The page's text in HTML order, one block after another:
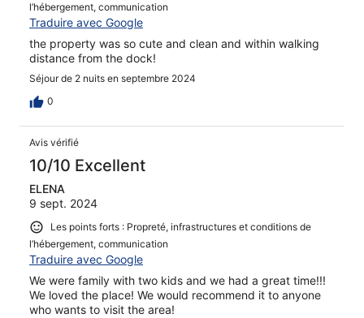
l’hébergement, communication
Traduire avec Google
the property was so cute and clean and within walking
distance from the dock!
Séjour de 2 nuits en septembre 2024
0
Avis vérifié
10/10 Excellent
ELENA
9 sept. 2024
Les points forts : Propreté, infrastructures et conditions de
l’hébergement, communication
Traduire avec Google
We were family with two kids and we had a great time!!!
We loved the place! We would recommend it to anyone
who wants to visit the area!